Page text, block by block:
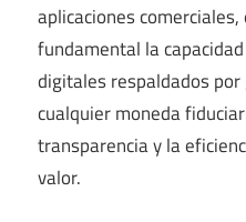
aplicaciones
fundamental la
digitales respaldados
cualquier moneda
transparencia y la
valor.